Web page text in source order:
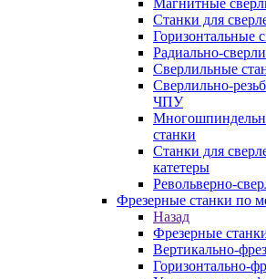
Магнитные
Станки для
Горизонтальные
Радиально-
Сверлильные
Сверлильно-
ЧПУ
станки
Станки для
катетеры
Револьверно-
Фрезерные станки по
Назад
Фрезерные
Вертикально-
Горизонтально-